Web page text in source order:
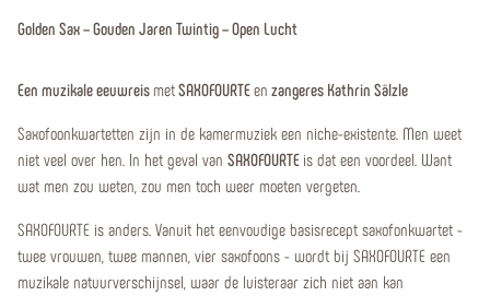
Golden Sax – Gouden Jaren Twintig – Open Lucht
Een muzikale eeuwreis metSAXOFOURTEen zangeres Kathrin Sälzle
Saxofoonkwartetten zijn in de kamermuziek een niche-existente. Men weet
niet veel over hen. In het geval van SAXOFOURTE is dat een voordeel. Want
wat men zou weten, zou men toch weer moeten vergeten.
SAXOFOURTE is anders. Vanuit het eenvoudige basisrecept saxofonkwartet -
twee vrouwen, twee mannen, vier saxofoons - wordt bij SAXOFOURTE een
muzikale natuurverschijnsel, waar de luisteraar zich niet aan kan